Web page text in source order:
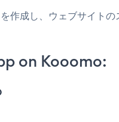
作成し、ウェブサイト
on Kooomo: